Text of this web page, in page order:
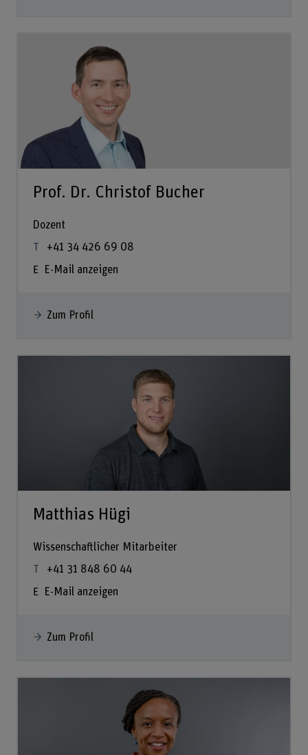
Prof. Dr. Christof Bucher
Dozent
+41 34 426 69 08
E-Mail anzeigen
Zum Profil
Matthias Hügi
Wissenschaftlicher Mitarbeiter
+41 31 848 60 44
E-Mail anzeigen
Zum Profil